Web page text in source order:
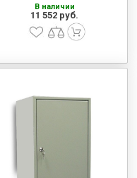
В наличии
11 552 руб.